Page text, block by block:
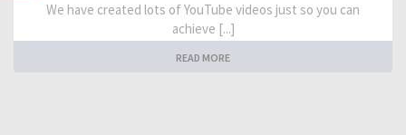
We have created lots of YouTube videos just so you can
achieve [...]
READ MORE